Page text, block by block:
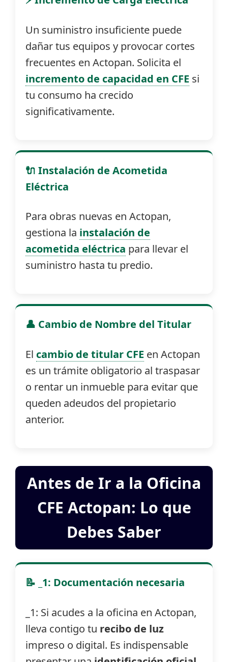
Un suministro insuficiente puede
dañar tus equipos y provocar cortes
frecuentes en Actopan. Solicita el
incremento de capacidad en CFE si
tu consumo ha crecido
significativamente.
🔌 Instalación de Acometida
Eléctrica
Para obras nuevas en Actopan,
gestiona la instalación de
acometida eléctrica para llevar el
suministro hasta tu predio.
👤 Cambio de Nombre del Titular
El cambio de titular CFE en Actopan
es un trámite obligatorio al traspasar
o rentar un inmueble para evitar que
queden adeudos del propietario
anterior.
Antes de Ir a la Oficina
CFE Actopan: Lo que
Debes Saber
📝 _1: Documentación necesaria
_1: Si acudes a la oficina en Actopan,
lleva contigo tu recibo de luz
impreso o digital. Es indispensable